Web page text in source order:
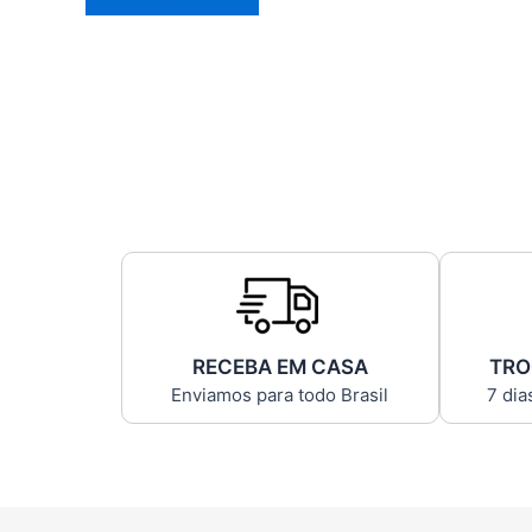
RECEBA EM CASA
Enviamos para todo Brasil 7